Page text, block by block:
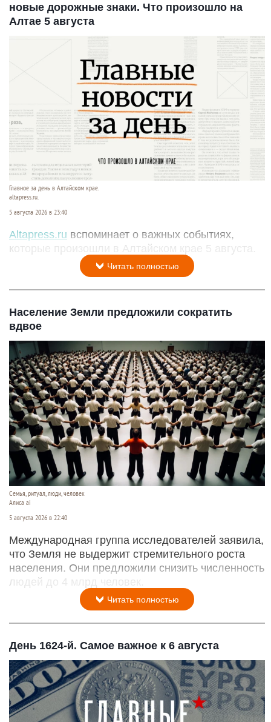
новые дорожные знаки. Что произошло на
Алтае 5 августа
Главное за день в Алтайском крае.
altapress.ru.
5 августа 2026 в 23:40
Altapress.ru вспоминает о важных событиях,
которые произошли в Алтайском крае 5 августа.
Читать полностью
Население Земли предложили сократить
вдвое
Семья, ритуал, люди, человек
Алиса ai
5 августа 2026 в 22:40
Международная группа исследователей заявила,
что Земля не выдержит стремительного роста
населения. Они предложили снизить численность
людей до 4 млрд человек.
Читать полностью
День 1624-й. Самое важное к 6 августа